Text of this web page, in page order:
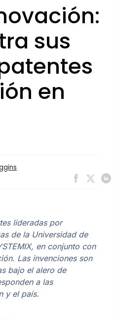
sus
en
lideradas por
de la Universidad de
en conjunto con
Las invenciones son
bajo el alero de
a las
y el país.